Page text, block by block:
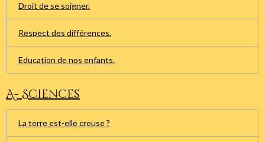
Droit de se soigner.
Respect des différences.
Education de nos enfants.
A- Sciences
La terre est-elle creuse ?